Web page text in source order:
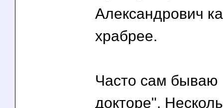
Александрович
храбрее.
Часто сам бываю
докторе".